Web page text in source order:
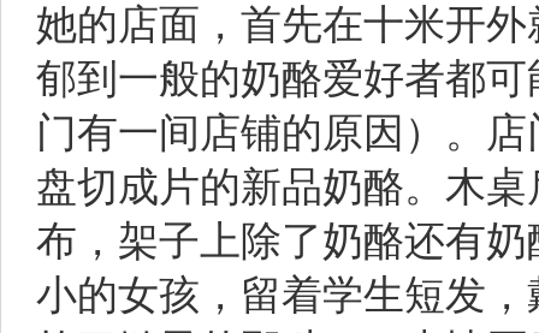
她的店面，首先在十米开
郁到一般的奶酪爱好者都
门有一间店铺的原因）。
盘切成片的新品奶酪。木
布，架子上除了奶酪还有
小的女孩，留着学生短发